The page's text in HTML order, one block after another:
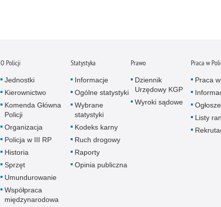
O Policji
Jednostki
Kierownictwo
Komenda Główna
Policji
Organizacja
Policja w III RP
Historia
Sprzęt
Umundurowanie
Współpraca
międzynarodowa
Statystyka
Informacje
Ogólne statystyki
Wybrane
statystyki
Kodeks karny
Ruch drogowy
Raporty
Opinia publiczna
Prawo
Dziennik
Urzędowy KGP
Wyroki sądowe
Praca w
Praca
Listy